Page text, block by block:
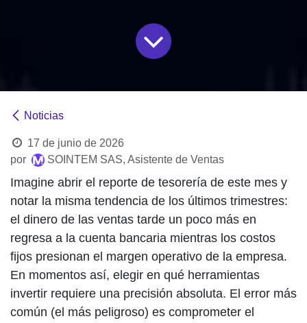
Noticias
17 de junio de 2026
por
SOINTEM SAS, Asistente de Ventas
Imagine abrir el reporte de tesorería de este mes y
notar la misma tendencia de los últimos trimestres:
el dinero de las ventas tarde un poco más en
regresa a la cuenta bancaria mientras los costos
fijos presionan el margen operativo de la empresa.
En momentos así, elegir en qué herramientas
invertir requiere una precisión absoluta. El error más
común (el más peligroso) es comprometer el